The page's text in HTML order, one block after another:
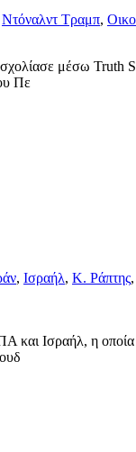
Ντόναλντ Τραμπ,
μέσω Truth
Πε
, Ισραήλ, Κ. Ράπτης,
Ισραήλ, η